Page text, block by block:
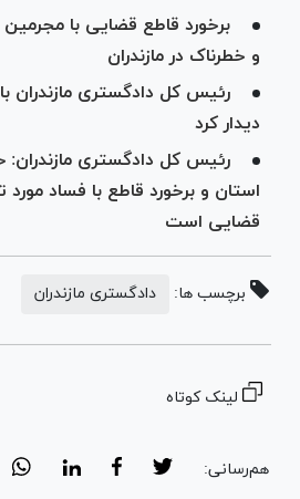
برخورد قاطع قضایی با مجرمین
و خطرناک در مازندران
دیدار کرد
رئیس کل دادگستری
استان و برخورد قاطع با فساد مورد
قضایی است
برچسب ها: دادگستری مازندران
لینک کوتاه
هم‌رسانی: